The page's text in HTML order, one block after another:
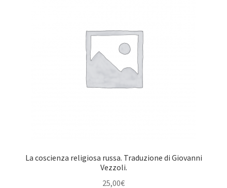
La coscienza religiosa russa. Traduzione di Giovanni
Vezzoli.
25,00€